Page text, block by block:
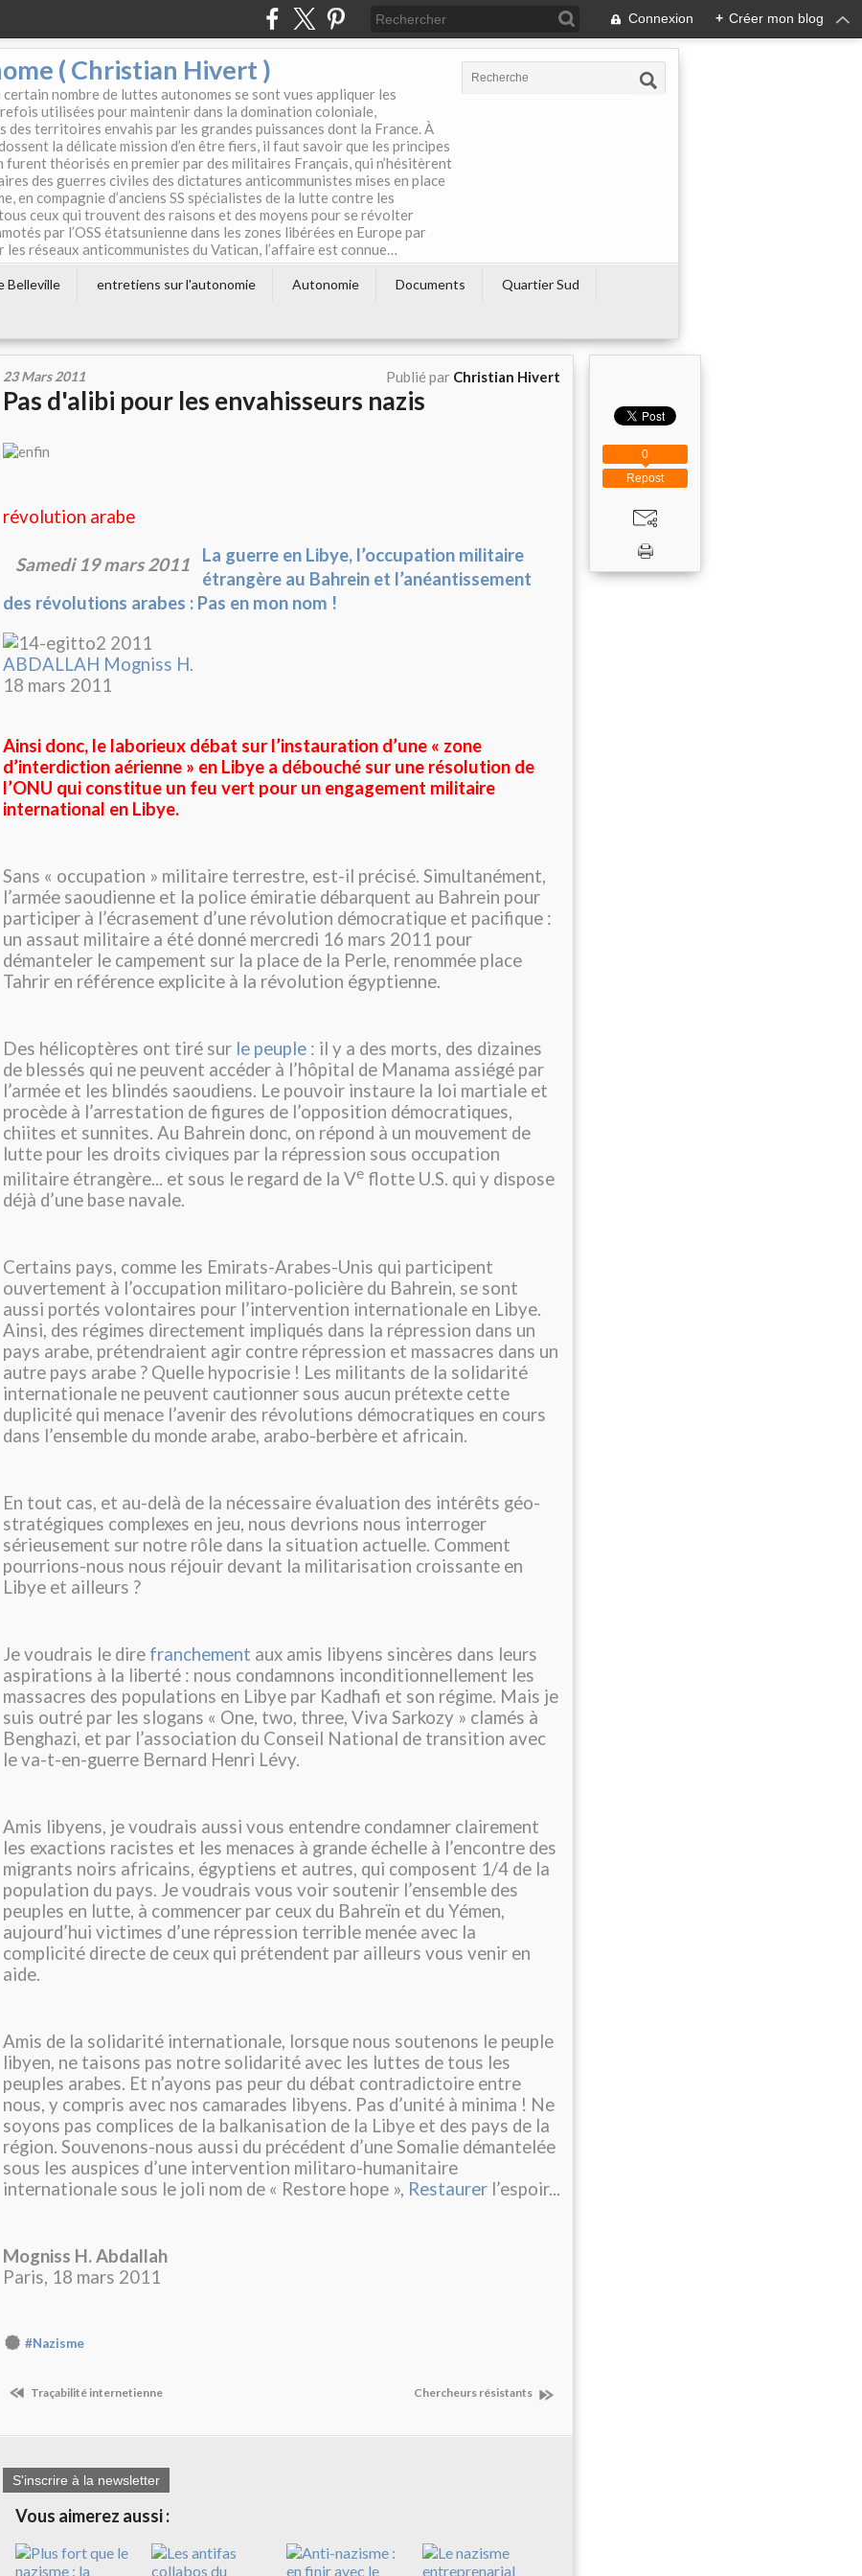
Connexion + Créer mon blog
( Christian Hivert )
certain nombre de luttes autonomes se sont vues appliquer les
utilisées pour maintenir dans la domination coloniale,
territoires envahis par les grandes puissances dont la France. À
la délicate mission d’en être fiers, il faut savoir que les principes
théorisés en premier par des militaires Français, qui n’hésitèrent
des guerres civiles des dictatures anticommunistes mises en place
en compagnie d’anciens SS spécialistes de la lutte contre les
ceux qui trouvent des raisons et des moyens pour se révolter
par l’OSS étatsunienne dans les zones libérées en Europe par
les réseaux anticommunistes du Vatican, l’affaire est connue…
Belleville entretiens sur l'autonomie Autonomie Documents
Quartier Sud
23 Mars 2011 Publié par Christian Hivert
Pas d'alibi pour les envahisseurs nazis
révolution arabe
Samedi 19 mars 2011
La guerre en Libye, l’occupation militaire
étrangère au Bahrein et l’anéantissement
des révolutions arabes : Pas en mon nom !
ABDALLAH Mogniss H.
18 mars 2011
Ainsi donc, le laborieux débat sur l’instauration d’une « zone
d’interdiction aérienne » en Libye a débouché sur une résolution de
l’ONU qui constitue un feu vert pour un engagement militaire
international en Libye.
Sans « occupation » militaire terrestre, est-il précisé. Simultanément,
l’armée saoudienne et la police émiratie débarquent au Bahrein pour
participer à l’écrasement d’une révolution démocratique et pacifique :
un assaut militaire a été donné mercredi 16 mars 2011 pour
démanteler le campement sur la place de la Perle, renommée place
Tahrir en référence explicite à la révolution égyptienne.
Des hélicoptères ont tiré sur le peuple : il y a des morts, des dizaines
de blessés qui ne peuvent accéder à l’hôpital de Manama assiégé par
l’armée et les blindés saoudiens. Le pouvoir instaure la loi martiale et
procède à l’arrestation de figures de l’opposition démocratiques,
chiites et sunnites. Au Bahrein donc, on répond à un mouvement de
lutte pour les droits civiques par la répression sous occupation
militaire étrangère... et sous le regard de la Ve flotte U.S. qui y dispose
déjà d’une base navale.
Certains pays, comme les Emirats-Arabes-Unis qui participent
ouvertement à l’occupation militaro-policière du Bahrein, se sont
aussi portés volontaires pour l’intervention internationale en Libye.
Ainsi, des régimes directement impliqués dans la répression dans un
pays arabe, prétendraient agir contre répression et massacres dans un
autre pays arabe ? Quelle hypocrisie ! Les militants de la solidarité
internationale ne peuvent cautionner sous aucun prétexte cette
duplicité qui menace l’avenir des révolutions démocratiques en cours
dans l’ensemble du monde arabe, arabo-berbère et africain.
En tout cas, et au-delà de la nécessaire évaluation des intérêts géo-
stratégiques complexes en jeu, nous devrions nous interroger
sérieusement sur notre rôle dans la situation actuelle. Comment
pourrions-nous nous réjouir devant la militarisation croissante en
Libye et ailleurs ?
Je voudrais le dire franchement aux amis libyens sincères dans leurs
aspirations à la liberté : nous condamnons inconditionnellement les
massacres des populations en Libye par Kadhafi et son régime. Mais je
suis outré par les slogans « One, two, three, Viva Sarkozy » clamés à
Benghazi, et par l’association du Conseil National de transition avec
le va-t-en-guerre Bernard Henri Lévy.
Amis libyens, je voudrais aussi vous entendre condamner clairement
les exactions racistes et les menaces à grande échelle à l’encontre des
migrants noirs africains, égyptiens et autres, qui composent 1/4 de la
population du pays. Je voudrais vous voir soutenir l’ensemble des
peuples en lutte, à commencer par ceux du Bahreïn et du Yémen,
aujourd’hui victimes d’une répression terrible menée avec la
complicité directe de ceux qui prétendent par ailleurs vous venir en
aide.
Amis de la solidarité internationale, lorsque nous soutenons le peuple
libyen, ne taisons pas notre solidarité avec les luttes de tous les
peuples arabes. Et n’ayons pas peur du débat contradictoire entre
nous, y compris avec nos camarades libyens. Pas d’unité à minima ! Ne
soyons pas complices de la balkanisation de la Libye et des pays de la
région. Souvenons-nous aussi du précédent d’une Somalie démantelée
sous les auspices d’une intervention militaro-humanitaire
internationale sous le joli nom de « Restore hope », Restaurer l’espoir...
Mogniss H. Abdallah
Paris, 18 mars 2011
#Nazisme
Traçabilité internetienne Chercheurs résistants
S'inscrire à la newsletter
Vous aimerez aussi :
Repost
0